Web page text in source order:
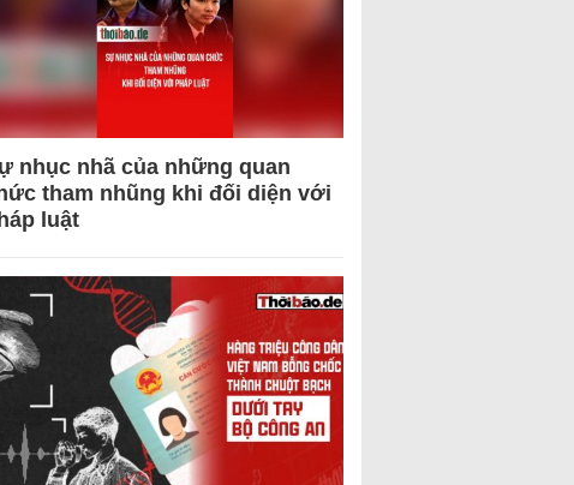
nhục nhã của những quan
tham nhũng khi đối diện với
luật